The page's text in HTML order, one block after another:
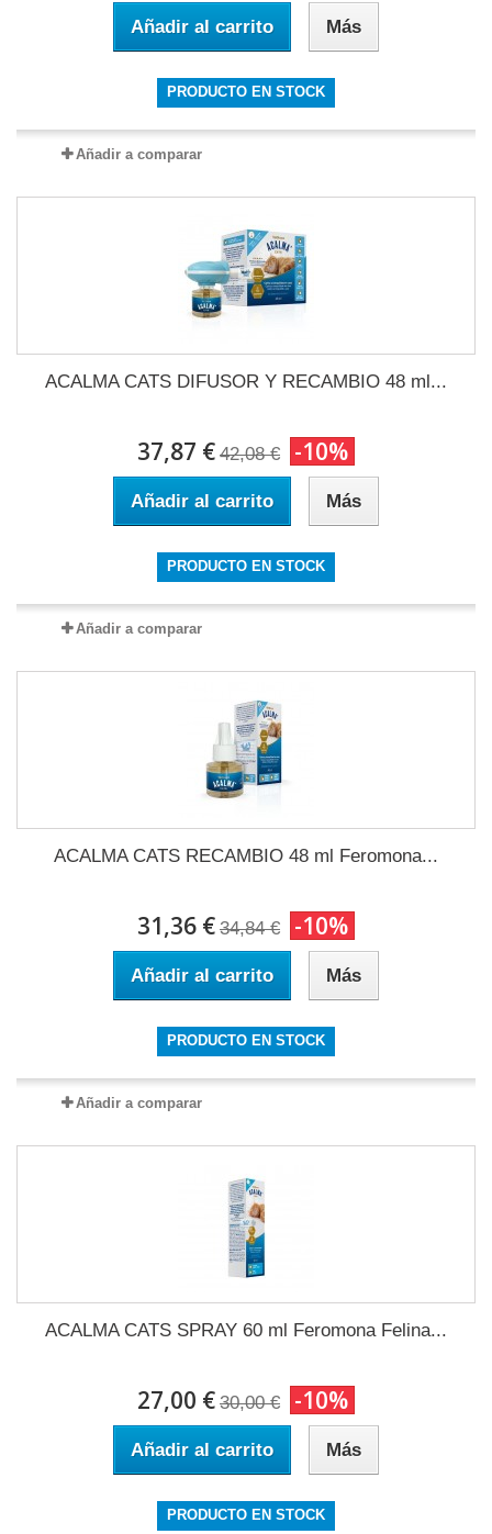
Añadir al carrito Más
PRODUCTO EN STOCK
Añadir a comparar
ACALMA CATS DIFUSOR Y RECAMBIO 48 ml...
37,87 € 42,08 € -10%
Añadir al carrito Más
PRODUCTO EN STOCK
Añadir a comparar
ACALMA CATS RECAMBIO 48 ml Feromona...
31,36 € 34,84 € -10%
Añadir al carrito Más
PRODUCTO EN STOCK
Añadir a comparar
ACALMA CATS SPRAY 60 ml Feromona Felina...
27,00 € 30,00 € -10%
Añadir al carrito Más
PRODUCTO EN STOCK